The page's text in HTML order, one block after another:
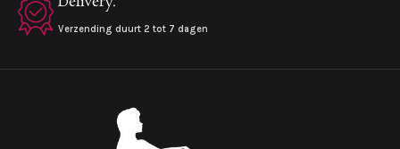
Verzending duurt 2 tot 7 dagen